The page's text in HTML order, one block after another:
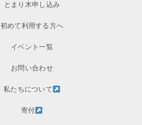
とまり木申し込み
初めて利用する方へ
イベント一覧
お問い合わせ
私たちについて
寄付